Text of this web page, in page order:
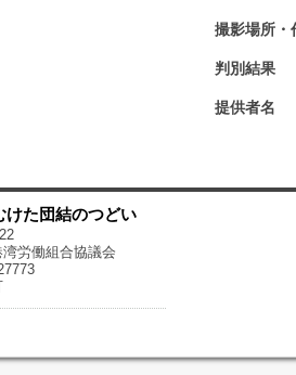
撮影場所・
判別結果
提供者名
けた団結のつどい
労働組合協議会